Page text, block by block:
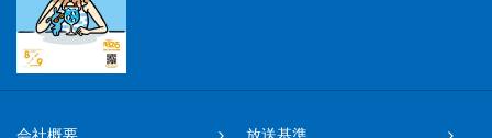
会社概要 放送基準